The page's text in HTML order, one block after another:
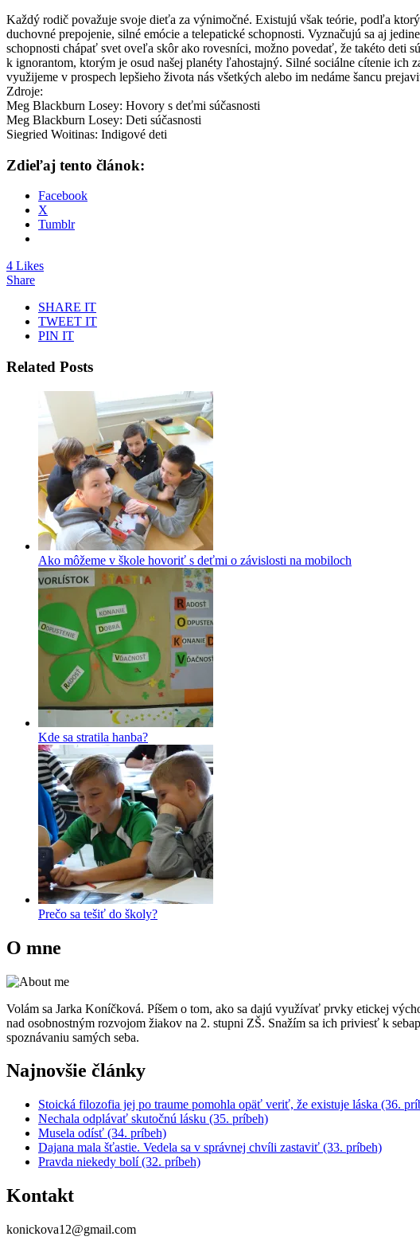
Každý rodič považuje svoje dieťa za výnimočné. Existujú však teórie, podľa
duchovné prepojenie, silné emócie a telepatické schopnosti. Vyznačujú sa aj
schopnosti chápať svet oveľa skôr ako rovesníci, možno povedať, že takéto deti
k ignorantom, ktorým je osud našej planéty ľahostajný. Silné sociálne cítenie ich
využijeme v prospech lepšieho života nás všetkých alebo im nedáme šancu
Zdroje:
Meg Blackburn Losey: Hovory s deťmi súčasnosti
Meg Blackburn Losey: Deti súčasnosti
Siegried Woitinas: Indigové deti
Zdieľaj tento článok:
Facebook
X
Tumblr
4 Likes
Share
SHARE IT
TWEET IT
PIN IT
Related Posts
Ako môžeme v škole hovoriť s deťmi o závislosti na mobiloch
Kde sa stratila hanba?
Prečo sa tešiť do školy?
O mne
Volám sa Jarka Koníčková. Píšem o tom, ako sa dajú využívať prvky etickej
nad osobnostným rozvojom žiakov na 2. stupni ZŠ. Snažím sa ich priviesť k
spoznávaniu samých seba.
Najnovšie články
Stoická filozofia jej po traume pomohla opäť veriť, že existuje láska (36.
Nechala odplávať skutočnú lásku (35. príbeh)
Musela odísť (34. príbeh)
Dajana mala šťastie. Vedela sa v správnej chvíli zastaviť (33. príbeh)
Pravda niekedy bolí (32. príbeh)
Kontakt
konickova12@gmail.com